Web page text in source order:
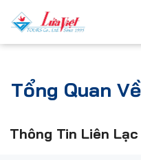
Tổng Quan
Thông Tin Liên Lạc